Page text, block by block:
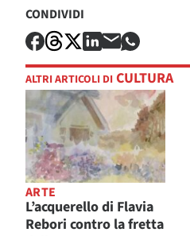
CONDIVIDI
ALTRI ARTICOLI DI CULTURA
ARTE
L’acquerello di Flavia
Rebori contro la fretta